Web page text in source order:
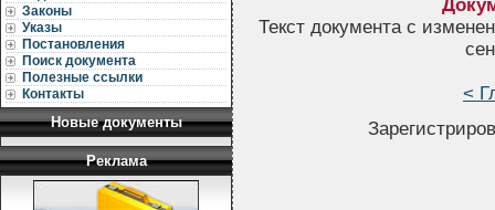
Законы
Указы
Постановления
Поиск документа
Полезные ссылки
Контакты
Новые документы
Реклама
Текст документа с
<